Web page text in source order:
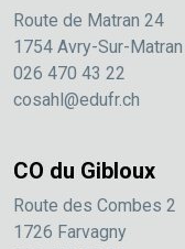
Route de Matran 24
1754 Avry-Sur-Matran
026 470 43 22
cosahl@edufr.ch
CO du Gibloux
Route des Combes 2
1726 Farvagny